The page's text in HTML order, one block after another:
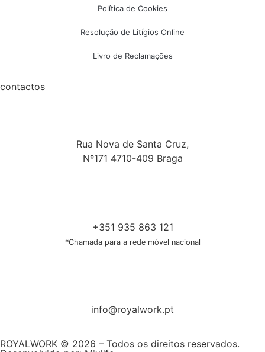
Política de Cookies
Resolução de Litígios Online
Livro de Reclamações
contactos
Rua Nova de Santa Cruz,
Nº171 4710-409 Braga
+351 935 863 121
*Chamada para a rede móvel nacional
info@royalwork.pt
ROYALWORK © 2026 – Todos os direitos reservados.